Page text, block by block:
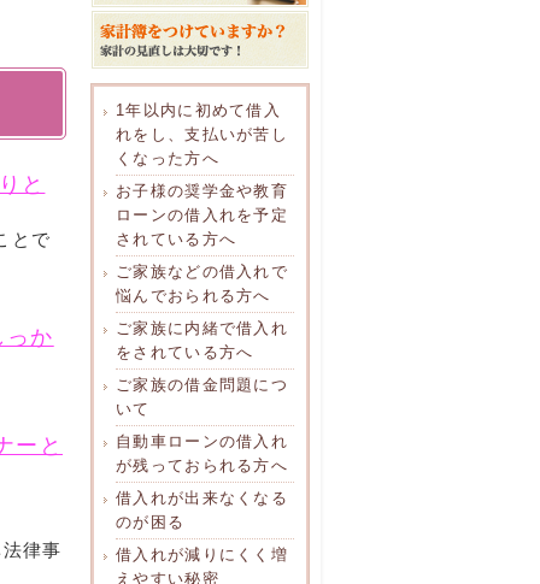
と
とで
っか
ーと
律事
1年以内に初めて借入
れをし、支払いが苦し
くなった方へ
お子様の奨学金や教育
ローンの借入れを予定
されている方へ
ご家族などの借入れで
悩んでおられる方へ
ご家族に内緒で借入れ
をされている方へ
ご家族の借金問題につ
いて
自動車ローンの借入れ
が残っておられる方へ
借入れが出来なくなる
のが困る
借入れが減りにくく増
えやすい秘密